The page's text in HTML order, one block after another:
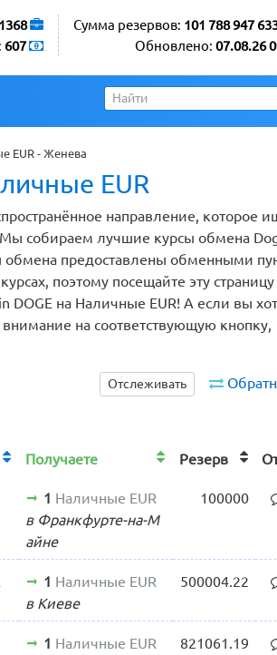
Сумма резервов: 101 788 947
Обновлено: 07.08.26
1368
607
EUR - Женева
EUR
направление, которое
собираем лучшие курсы обмена
обмена предоставлены обменными
поэтому посещайте эту
DOGE на Наличные EUR! А если вы
на соответствующую кнопку,
Отслеживать
Получаете Резерв
1 Наличные EUR
в Франкфурте-на-М
айне
100000
1 Наличные EUR
в Киеве
500004.22
1 Наличные EUR
821061.19